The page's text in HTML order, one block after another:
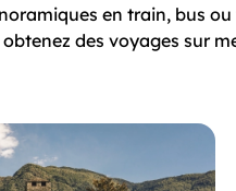
en train, bus
des voyages sur